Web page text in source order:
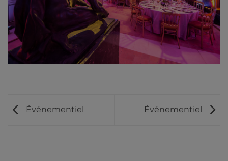
Événementiel Événementiel